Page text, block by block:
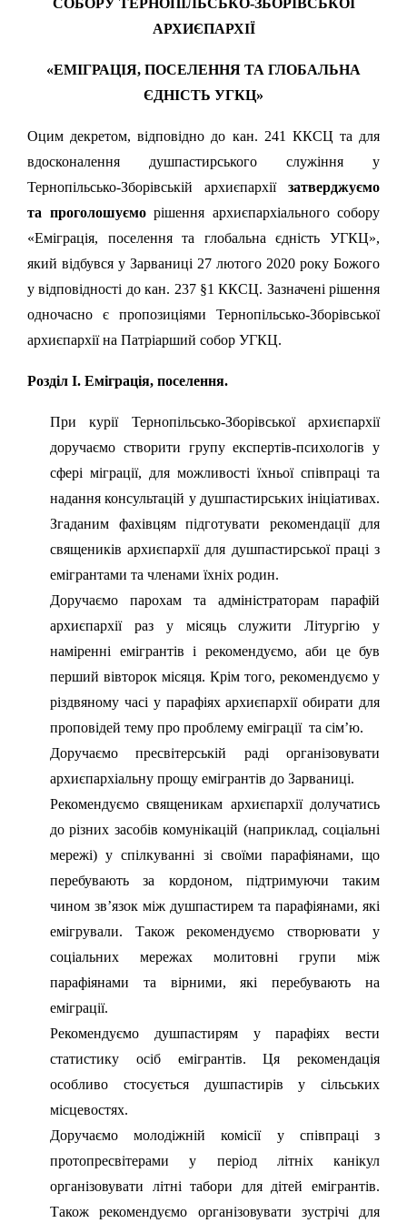
СОБОРУ ТЕРНОПІЛЬСЬКО-ЗБОРІВСЬКОЇ
АРХИЄПАРХІЇ
«ЕМІГРАЦІЯ, ПОСЕЛЕННЯ ТА ГЛОБАЛЬНА
ЄДНІСТЬ УГКЦ»
Оцим декретом, відповідно до кан. 241 ККСЦ та для
вдосконалення душпастирського служіння у
Тернопільсько-Зборівській архиєпархії затверджуємо
та проголошуєморішення архиєпархіального собору
«Еміграція, поселення та глобальна єдність УГКЦ»,
який відбувся у Зарваниці 27 лютого 2020 року Божого
у відповідності до кан. 237 §1 ККСЦ. Зазначені рішення
одночасно є пропозиціями Тернопільсько-Зборівської
архиєпархії на Патріарший собор УГКЦ.
Розділ І. Еміграція, поселення.
При курії Тернопільсько-Зборівської архиєпархії
доручаємо створити групу експертів-психологів у
сфері міграції, для можливості їхньої співпраці та
надання консультацій у душпастирських ініціативах.
Згаданим фахівцям підготувати рекомендації для
священиків архиєпархії для душпастирської праці з
емігрантами та членами їхніх родин.
Доручаємо парохам та адміністраторам парафій
архиєпархії раз у місяць служити Літургію у
наміренні емігрантів і рекомендуємо, аби це був
перший вівторок місяця. Крім того, рекомендуємо у
різдвяному часі у парафіях архиєпархії обирати для
проповідей тему про проблему еміграції та сім’ю.
Доручаємо пресвітерській раді організовувати
архиєпархіальну прощу емігрантів до Зарваниці.
Рекомендуємо священикам архиєпархії долучатись
до різних засобів комунікацій (наприклад, соціальні
мережі) у спілкуванні зі своїми парафіянами, що
перебувають за кордоном, підтримуючи таким
чином зв’язок між душпастирем та парафіянами, які
емігрували. Також рекомендуємо створювати у
соціальних мережах молитовні групи між
парафіянами та вірними, які перебувають на
еміграції.
Рекомендуємо душпастирям у парафіях вести
статистику осіб емігрантів. Ця рекомендація
особливо стосується душпастирів у сільських
місцевостях.
Доручаємо молодіжній комісії у співпраці з
протопресвітерами у період літніх канікул
організовувати літні табори для дітей емігрантів.
Також рекомендуємо організовувати зустрічі для